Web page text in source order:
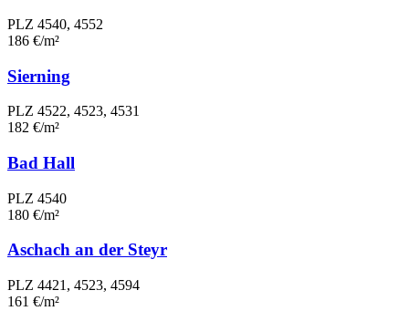
PLZ 4540, 4552
186 €/m²
Sierning
PLZ 4522, 4523, 4531
182 €/m²
Bad Hall
PLZ 4540
180 €/m²
Aschach an der Steyr
PLZ 4421, 4523, 4594
161 €/m²